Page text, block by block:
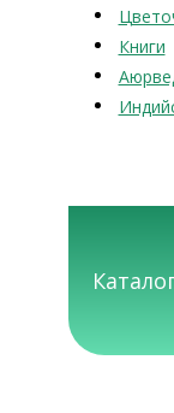
Книги